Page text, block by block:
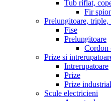
Tub riflat,
Fir
Prelungitoare, triple,
Fise
Prelungitoare
Cordon
Prize si
Intrerupatoare
Prize
Prize
Scule electricieni